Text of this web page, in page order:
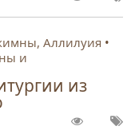
Аллилуия
и
из